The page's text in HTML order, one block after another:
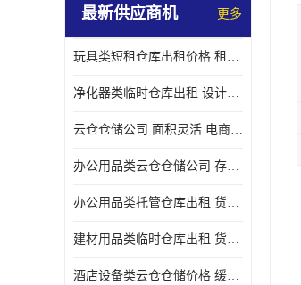
最新供应商机 更多
玩具类短租仓库出租价格 租期灵活 智能电商配套
净化器类临时仓库出租 设计简单 电商仓储物流战略合作
云仓仓储公司 面积灵活 电商仓储物流战略合作
办公用品类云仓仓储公司 存货周转很快 电商仓储物流战略整合
办公用品类托管仓库出租 货物装卸方便 电商仓储物流战略合作
建材用品类临时仓库出租 货物装卸方便 仓储供应链配套
酒店设备类云仓仓储价格 缓解企业储存压力 智能电商配套